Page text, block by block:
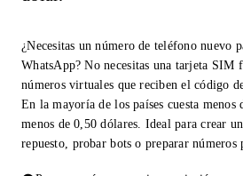
¿Necesitas un número de teléfono nuevo
WhatsApp? No necesitas una tarjeta
números virtuales que reciben el código
En la mayoría de los países cuesta menos
menos de 0,50 dólares. Ideal para crear
repuesto, probar bots o preparar números